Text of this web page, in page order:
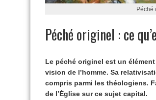
Péché
Péché originel : ce
Le péché originel est un
vision de l’homme. Sa
compris parmi les théologiens.
de l’Église sur ce sujet capital.